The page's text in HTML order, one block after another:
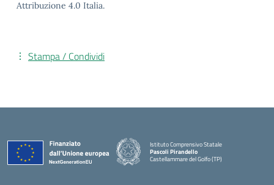
Attribuzione 4.0 Italia.
Stampa / Condividi
Istituto Comprensivo Statale
Pascoli Pirandello
Castellammare del Golfo (TP)